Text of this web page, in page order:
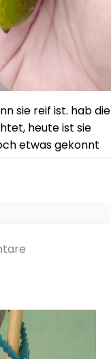
sie reif ist. hab die
heute ist sie
etwas gekonnt